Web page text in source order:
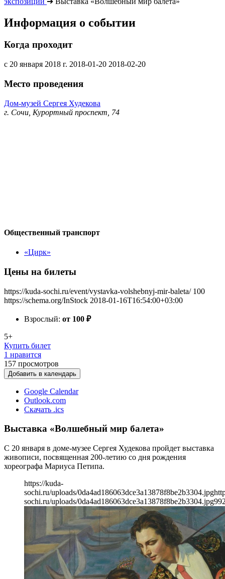
Информация о событии
Когда проходит
с 20 января 2018 г. 2018-01-20 2018-02-20
Место проведения
Дом-музей Сергея Худекова
г. Сочи, Курортный проспект, 74
Общественный транспорт
«Цирк»
Цены на билеты
https://kuda-sochi.ru/event/vystavka-volshebnyj-mir-baleta/ 100
https://schema.org/InStock 2018-01-16T16:54:00+03:00
Взрослый: от 100 ₽
5+
Купить билет
1 нравится
157 просмотров
Добавить в календарь
Google Calendar
Outlook.com
Скачать .ics
Выставка «Волшебный мир балета»
С 20 января в доме-музее Сергея Худекова пройдет выставка
живописи, посвященная 200-летию со дня рождения
хореографа Мариуса Петипа.
https://kuda-
sochi.ru/uploads/0da4ad186063dce3a13878f8be2b3304.jpg
sochi.ru/uploads/0da4ad186063dce3a13878f8be2b3304.jpg